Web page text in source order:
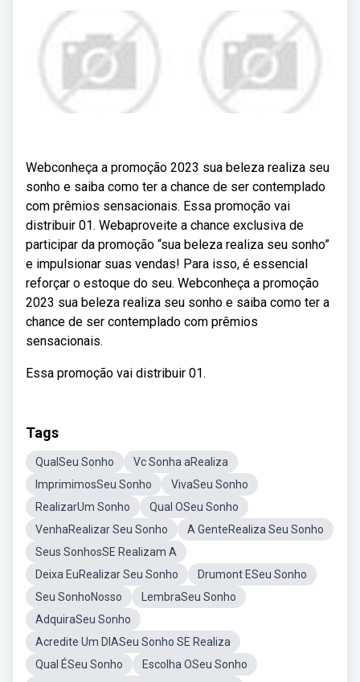
Webconheça a promoção 2023 sua beleza realiza seu
sonho e saiba como ter a chance de ser contemplado
com prêmios sensacionais. Essa promoção vai
distribuir 01. Webaproveite a chance exclusiva de
participar da promoção “sua beleza realiza seu sonho”
e impulsionar suas vendas! Para isso, é essencial
reforçar o estoque do seu. Webconheça a promoção
2023 sua beleza realiza seu sonho e saiba como ter a
chance de ser contemplado com prêmios
sensacionais.
Essa promoção vai distribuir 01.
Tags
QualSeu Sonho
Vc Sonha aRealiza
ImprimimosSeu Sonho
VivaSeu Sonho
RealizarUm Sonho
Qual OSeu Sonho
VenhaRealizar Seu Sonho
A GenteRealiza Seu Sonho
Seus SonhosSE Realizam A
Deixa EuRealizar Seu Sonho
Drumont ESeu Sonho
Seu SonhoNosso
LembraSeu Sonho
AdquiraSeu Sonho
Acredite Um DIASeu Sonho SE Realiza
Qual ÉSeu Sonho
Escolha OSeu Sonho